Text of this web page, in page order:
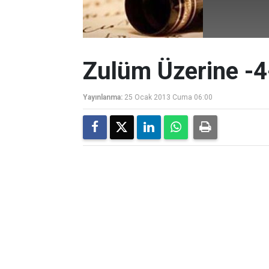
Zulüm Üzerine -
Yayınlanma: 25 Ocak 2013 Cuma 06:00